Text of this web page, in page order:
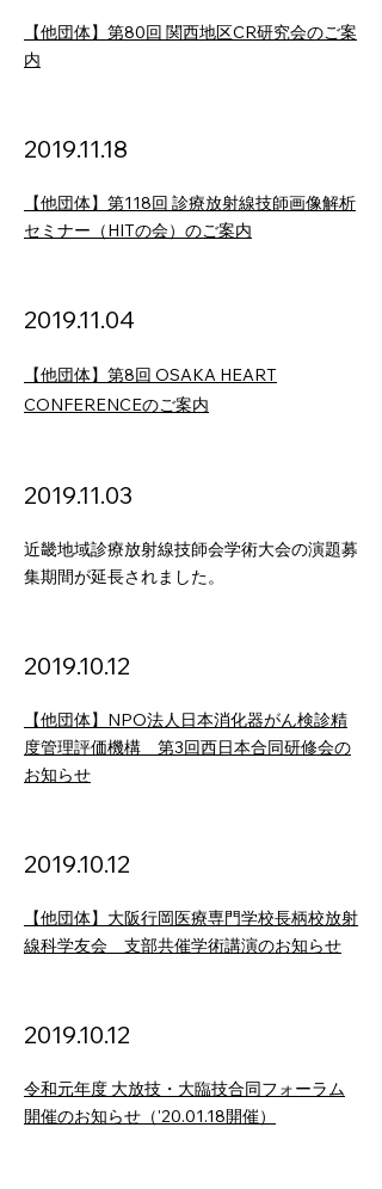
【他団体】第80回 関西地区CR研究会のご案
内
2019.11.18
【他団体】第118回 診療放射線技師画像解析
セミナー（HITの会）のご案内
2019.11.04
【他団体】第8回 OSAKA HEART
CONFERENCEのご案内
2019.11.03
近畿地域診療放射線技師会学術大会の演題募
集期間が延長されました。
2019.10.12
【他団体】NPO法人日本消化器がん検診精
度管理評価機構 第3回西日本合同研修会の
お知らせ
2019.10.12
【他団体】大阪行岡医療専門学校長柄校放射
線科学友会 支部共催学術講演のお知らせ
2019.10.12
令和元年度 大放技・大臨技合同フォーラム
開催のお知らせ（'20.01.18開催）